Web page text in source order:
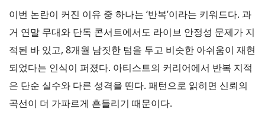
이번 논란이 커진 이유 중 하나는 ‘반복’이라는 키워드다. 과
거 연말 무대와 단독 콘서트에서도 라이브 안정성 문제가 지
적된 바 있고, 8개월 남짓한 텀을 두고 비슷한 아쉬움이 재현
되었다는 인식이 퍼졌다. 아티스트의 커리어에서 반복 지적
은 단순 실수와 다른 성격을 띤다. 패턴으로 읽히면 신뢰의
곡선이 더 가파르게 흔들리기 때문이다.